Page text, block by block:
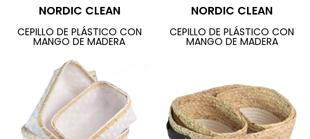
NORDIC CLEAN
CEPILLO DE PLÁSTICO CON
MANGO DE MADERA
NORDIC CLEAN
CEPILLO DE PLÁSTICO CON
MANGO DE MADERA